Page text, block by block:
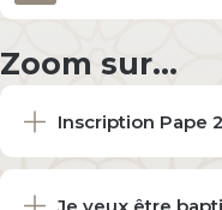
Zoom sur...
Inscription Pape